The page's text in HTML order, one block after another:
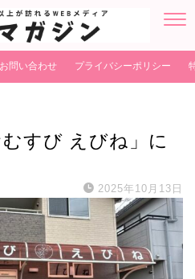
お問い合わせ プライバシーポリシー
むすび えびね」に
2025年10月13日